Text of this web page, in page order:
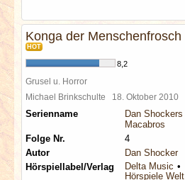
Konga der Menschenfrosch
HOT
8,2
Grusel u. Horror
Michael Brinkschulte 18. Oktober 2010
Serienname
Dan Shockers
Macabros
Folge Nr.
4
Autor
Dan Shocker
Hörspiellabel/Verlag
Delta Music
Hörspiele Welt